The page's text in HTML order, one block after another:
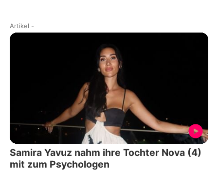
Artikel -
Samira Yavuz nahm ihre Tochter Nova (4)
mit zum Psychologen